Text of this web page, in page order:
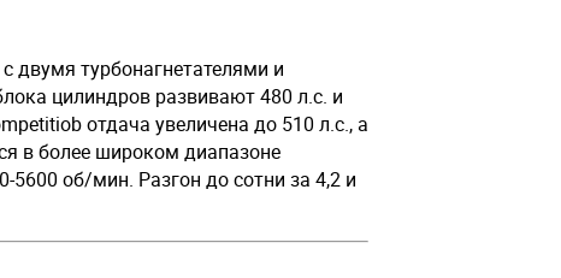
двумя турбонагнетателями и
цилиндров развивают 480 л.с. и
отдача увеличена до 510 л.с., а
в более широком диапазоне
об/мин. Разгон до сотни за 4,2 и